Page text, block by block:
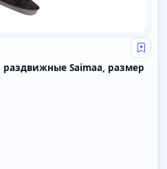
Свой
раздвижные Saimaa, размер